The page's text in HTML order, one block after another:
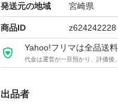
原材料名 生姜、漬け原
糖、食塩、醸造酢、焼酎
大豆を含む）
原材料産地名 宮崎県産（
内 容 量 100g
発送元の地域 宮崎県
商品ID z624242228
Yahoo!フリマは全品送
代金は運営が一旦預かり、評価後
出品者